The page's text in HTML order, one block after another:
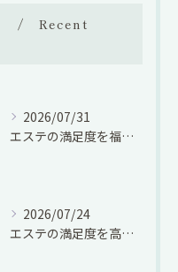
Recent
2026/07/31
エステの満足度を福岡県福岡市宮若市で徹底比較しコスパと口コミから選ぶ方法
2026/07/24
エステの満足度を高める選び方と効果実感のための具体的ポイント